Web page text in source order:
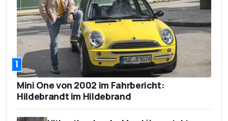
1
Mini One von 2002 im Fahrbericht:
Hildebrandt im Hildebrand